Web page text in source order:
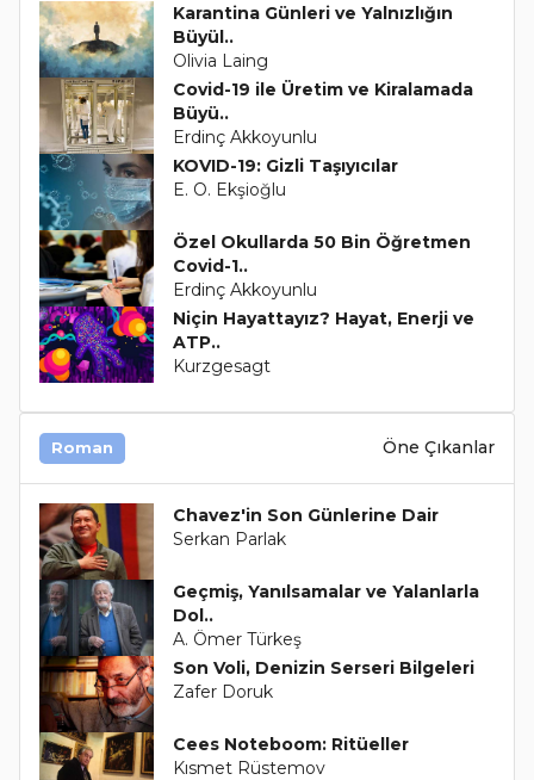
Karantina Günleri ve Yalnızlığın
Büyül..
Olivia Laing
Covid-19 ile Üretim ve Kiralamada
Büyü..
Erdinç Akkoyunlu
KOVID-19: Gizli Taşıyıcılar
E. O. Ekşioğlu
Özel Okullarda 50 Bin Öğretmen
Covid-1..
Erdinç Akkoyunlu
Niçin Hayattayız? Hayat, Enerji ve
ATP..
Kurzgesagt
Roman Öne Çıkanlar
Chavez'in Son Günlerine Dair
Serkan Parlak
Geçmiş, Yanılsamalar ve Yalanlarla
Dol..
A. Ömer Türkeş
Son Voli, Denizin Serseri Bilgeleri
Zafer Doruk
Cees Noteboom: Ritüeller
Kısmet Rüstemov